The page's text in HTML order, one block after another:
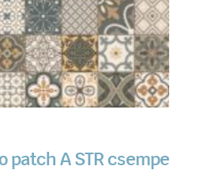
patch A STR csempe